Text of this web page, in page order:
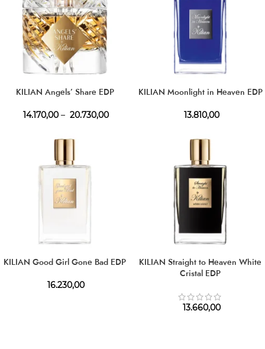
KILIAN Angels’ Share EDP
14.170,00 – 20.730,00
KILIAN Moonlight in Heaven EDP
13.810,00
KILIAN Good Girl Gone Bad EDP
16.230,00
KILIAN Straight to Heaven White
Cristal EDP
13.660,00